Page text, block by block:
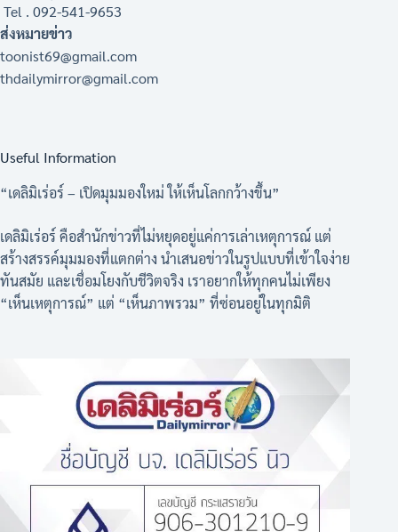
Tel . 092-541-9653
ส่งหมายข่าว
toonist69@gmail.com
thdailymirror@gmail.com
Useful Information
“เดลิมิเร่อร์ – เปิดมุมมองใหม่ ให้เห็นโลกกว้างขึ้น”
เดลิมิเร่อร์ คือสำนักข่าวที่ไม่หยุดอยู่แค่การเล่าเหตุการณ์ แต่
สร้างสรรค์มุมมองที่แตกต่าง นำเสนอข่าวในรูปแบบที่เข้าใจง่าย
ทันสมัย และเชื่อมโยงกับชีวิตจริง เราอยากให้ทุกคนไม่เพียง
“เห็นเหตุการณ์” แต่ “เห็นภาพรวม” ที่ซ่อนอยู่ในทุกมิติ